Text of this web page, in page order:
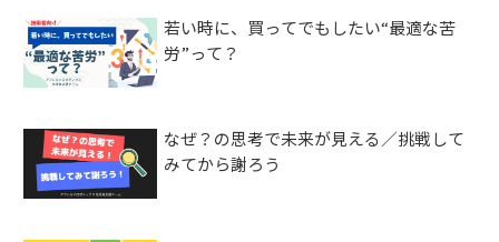
若い時に、買ってでもしたい“最適な苦
労”って？
なぜ？の思考で未来が見える／挑戦して
みてから謝ろう